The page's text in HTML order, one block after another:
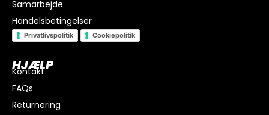
Samarbejde
Handelsbetingelser
Privatlivspolitik Cookiepolitik
HJÆLP
Kontakt
FAQs
Returnering